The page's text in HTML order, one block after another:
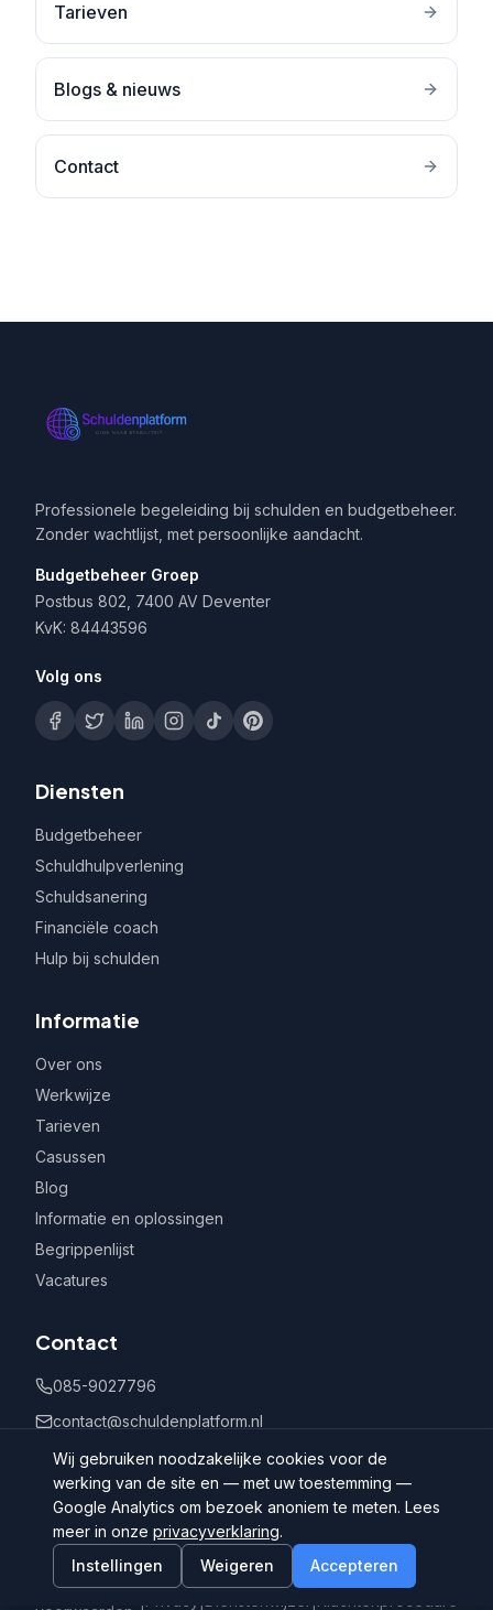
Tarieven
Blogs & nieuws
Contact
Professionele begeleiding bij schulden en budgetbeheer.
Zonder wachtlijst, met persoonlijke aandacht.
Budgetbeheer Groep
Postbus 802, 7400 AV Deventer
KvK: 84443596
Volg ons
Diensten
Budgetbeheer
Schuldhulpverlening
Schuldsanering
Financiële coach
Hulp bij schulden
Informatie
Over ons
Werkwijze
Tarieven
Casussen
Blog
Informatie en oplossingen
Begrippenlijst
Vacatures
Contact
085-9027796
contact@schuldenplatform.nl
Postbus 802, 7400 AV Deventer
©
Schuldenplatform.nl
Algemene
Wij gebruiken noodzakelijke cookies voor de
werking van de site en — met uw toestemming —
Google Analytics om bezoek anoniem te meten. Lees
meer in onze privacyverklaring.
Instellingen
Weigeren Accepteren